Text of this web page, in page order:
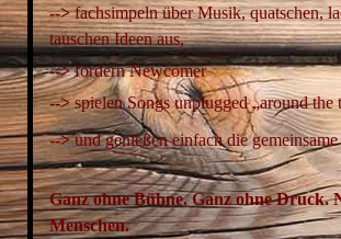
--> fachsimpeln über Musik, quatschen,
tauschen Ideen aus,
-->fördern Newcomer
--> spielen Songs unplugged „around the
-->undgenießen einfach die
Ganz ohne Bühne. Ganz ohne Druck.
Menschen.